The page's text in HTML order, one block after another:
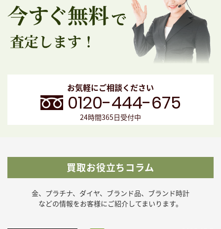
お気軽にご相談ください
0120-444-675
24時間365日受付中
買取お役立ちコラム
金、プラチナ、ダイヤ、ブランド品、ブランド時計
などの情報をお客様にご紹介してまいります。